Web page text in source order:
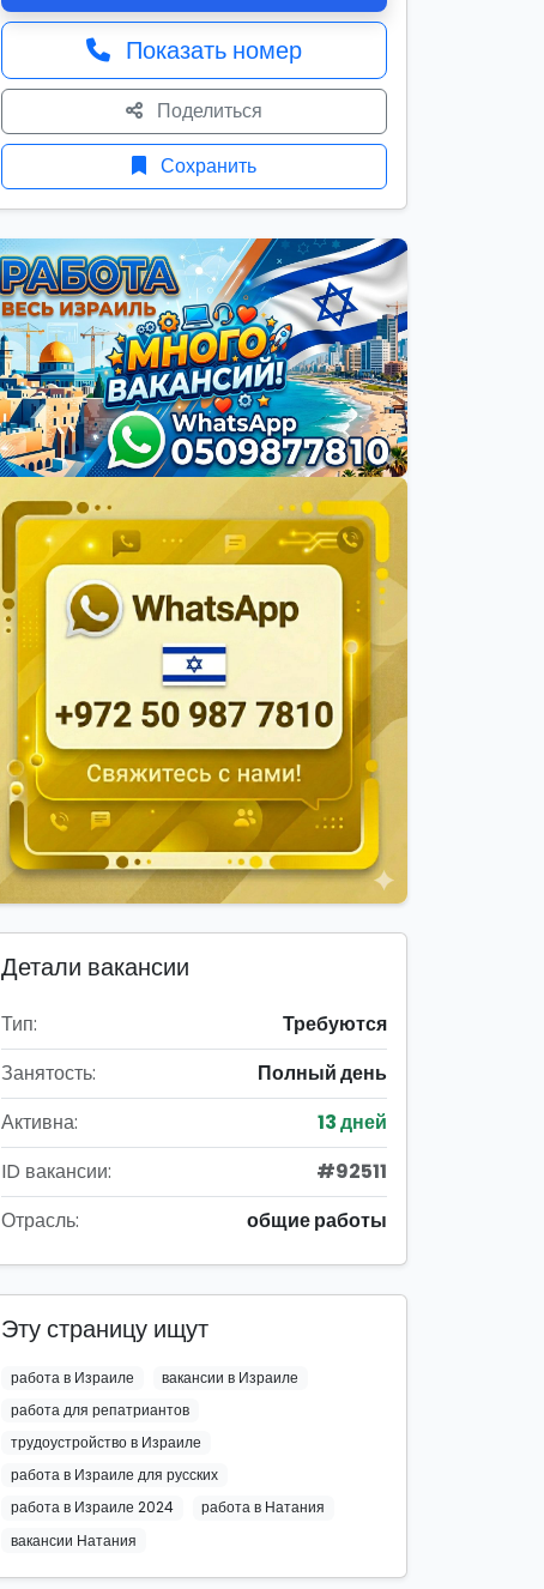
Показать номер
Поделиться
Сохранить
Детали вакансии
Тип:
Требуются
Занятость:
Полный день
Активна:
13 дней
ID вакансии:
#92511
Отрасль:
общие работы
Эту страницу ищут
работа в Израиле
вакансии в Израиле
работа для репатриантов
трудоустройство в Израиле
работа в Израиле для русских
работа в Израиле 2024
работа в Натания
вакансии Натания